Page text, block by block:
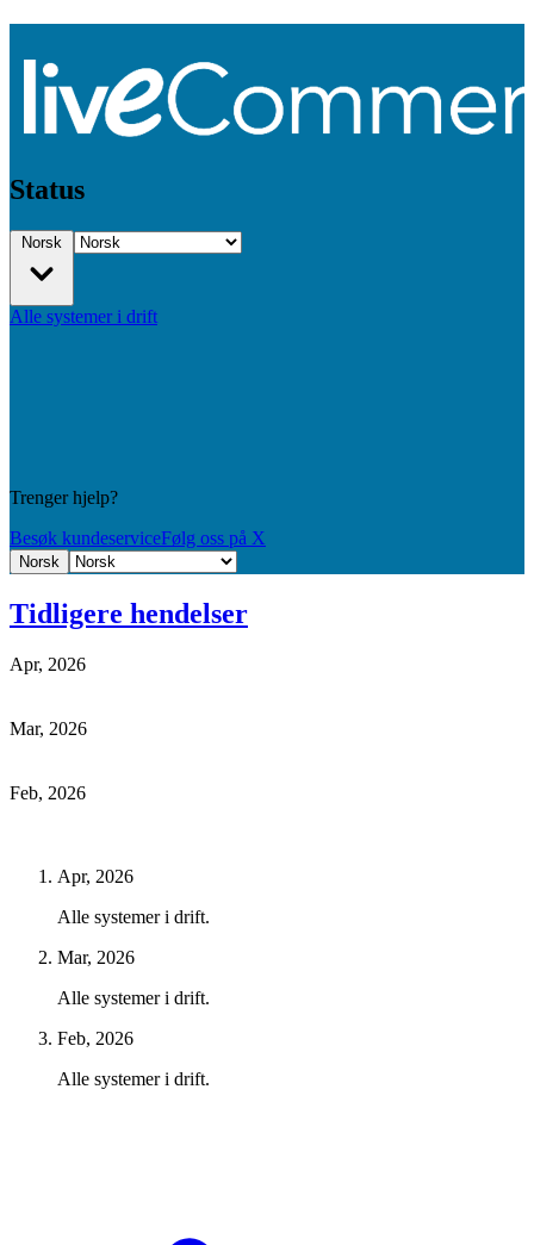
Status
Norsk
Alle systemer i drift
Trenger hjelp?
Besøk kundeserviceFølg oss på X
Norsk
Tidligere hendelser
Apr, 2026
Mar, 2026
Feb, 2026
Apr, 2026
Alle systemer i drift.
Mar, 2026
Alle systemer i drift.
Feb, 2026
Alle systemer i drift.